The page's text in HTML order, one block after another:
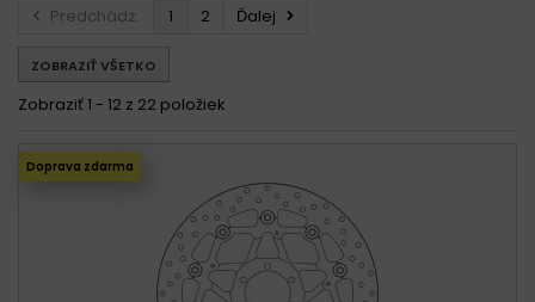
Predchádz. 1 2 Ďalej
ZOBRAZIŤ VŠETKO
Zobraziť 1 - 12 z 22 položiek
Doprava zdarma